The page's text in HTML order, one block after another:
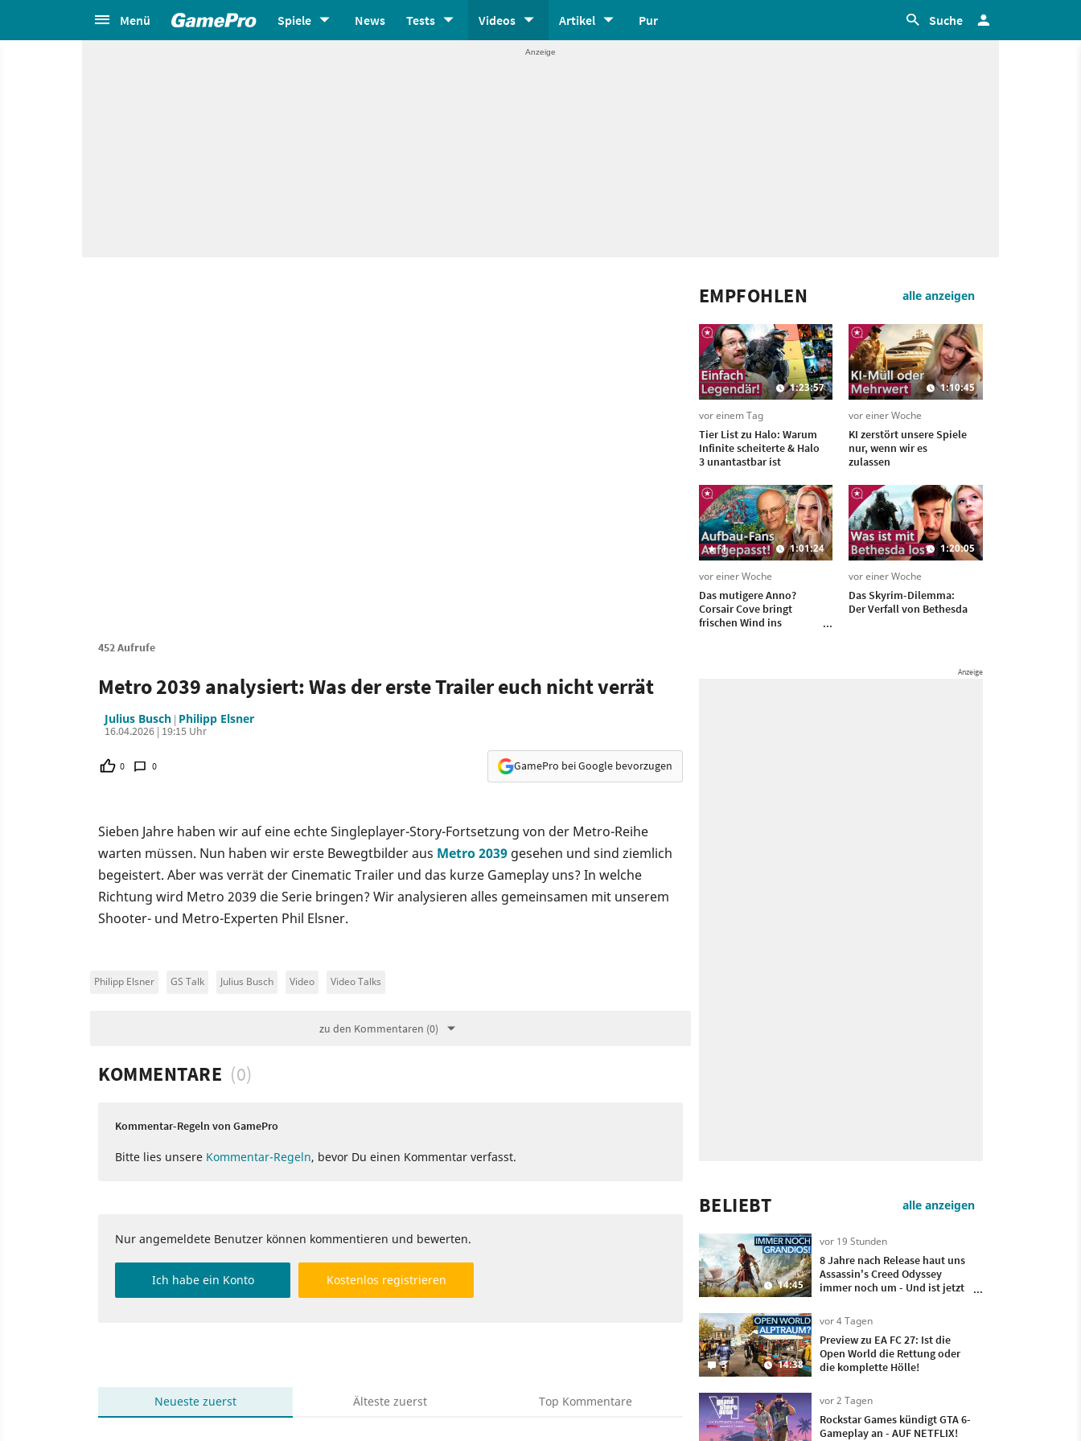
Menü Spiele News Tests Videos Artikel Pur Suche
452 Aufrufe
Metro 2039 analysiert: Was der erste Trailer euch nicht verrät
Julius Busch | Philipp Elsner
16.04.2026 | 19:15 Uhr
0 0 GamePro bei Google bevorzugen
Sieben Jahre haben wir auf eine echte Singleplayer-Story-Fortsetzung von der Metro-Reihe
warten müssen. Nun haben wir erste Bewegtbilder aus Metro 2039 gesehen und sind ziemlich
begeistert. Aber was verrät der Cinematic Trailer und das kurze Gameplay uns? In welche
Richtung wird Metro 2039 die Serie bringen? Wir analysieren alles gemeinsamen mit unserem
Shooter- und Metro-Experten Phil Elsner.
Philipp Elsner GS Talk Julius Busch Video Video Talks
zu den Kommentaren (0)
KOMMENTARE (0)
Kommentar-Regeln von GamePro
Bitte lies unsere Kommentar-Regeln, bevor Du einen Kommentar verfasst.
Nur angemeldete Benutzer können kommentieren und bewerten.
Ich habe ein Konto Kostenlos registrieren
Neueste zuerst Älteste zuerst Top Kommentare
EMPFOHLEN alle anzeigen
1:23:57
vor einem Tag
Tier List zu Halo: Warum
Infinite scheiterte & Halo
3 unantastbar ist
1:10:45
vor einer Woche
KI zerstört unsere Spiele
nur, wenn wir es
zulassen
1 1:01:24
vor einer Woche
Das mutigere Anno?
Corsair Cove bringt
frischen Wind ins
1:20:05
vor einer Woche
Das Skyrim-Dilemma:
Der Verfall von Bethesda
BELIEBT alle anzeigen
14:45
vor 19 Stunden
8 Jahre nach Release haut uns
Assassin's Creed Odyssey
immer noch um - Und ist jetzt
3 14:38
vor 4 Tagen
Preview zu EA FC 27: Ist die
Open World die Rettung oder
die komplette Hölle!
vor 2 Tagen
Rockstar Games kündigt GTA 6-
Gameplay an - AUF NETFLIX!